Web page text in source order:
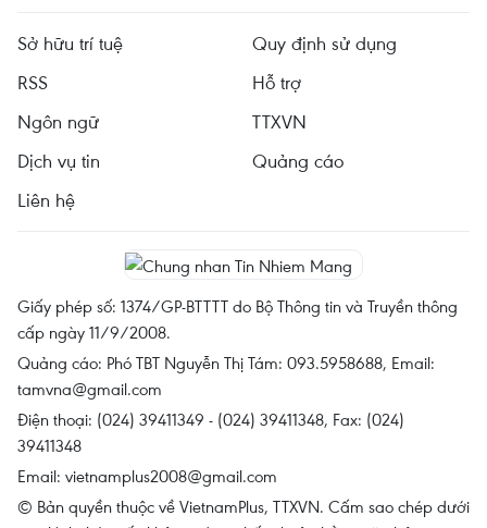
Sở hữu trí tuệ
Quy định sử dụng
RSS
Hỗ trợ
Ngôn ngữ
TTXVN
Dịch vụ tin
Quảng cáo
Liên hệ
Giấy phép số: 1374/GP-BTTTT do Bộ Thông tin và Truyền thông
cấp ngày 11/9/2008.
Quảng cáo: Phó TBT Nguyễn Thị Tám: 093.5958688, Email:
tamvna@gmail.com
Điện thoại: (024) 39411349 - (024) 39411348, Fax: (024)
39411348
Email: vietnamplus2008@gmail.com
© Bản quyền thuộc về VietnamPlus, TTXVN. Cấm sao chép dưới